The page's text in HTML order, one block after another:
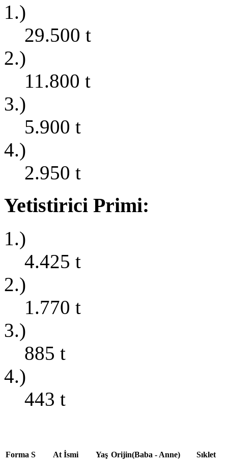
1.)
29.500 t
2.)
11.800 t
3.)
5.900 t
4.)
2.950 t
Yetistirici Primi:
1.)
4.425 t
2.)
1.770 t
3.)
885 t
4.)
443 t
Forma S At İsmi Yaş Orijin(Baba - Anne) Sıklet